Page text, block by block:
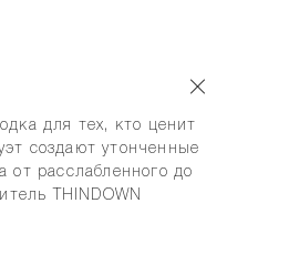
для тех, кто ценит
создают утонченные
от расслабленного до
THINDOWN